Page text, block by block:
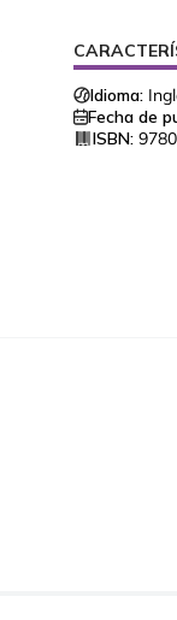
Idioma:
Fecha de
ISBN: